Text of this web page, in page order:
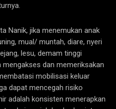
Nanik, jika menemukan anak
mual/ muntah, diare, nyeri
lesu, demam tinggi
dan memeriksakan
mobilisasi keluar
dapat mencegah risiko
adalah konsisten menerapkan